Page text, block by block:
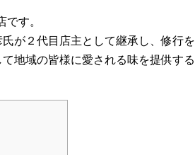
す。
が２代目店主として継承し、修行を
地域の皆様に愛される味を提供する